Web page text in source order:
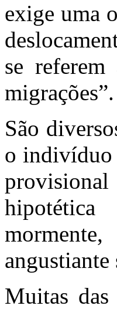
exige uma
se
migrações”.
São
o indivíduo
Muitas das